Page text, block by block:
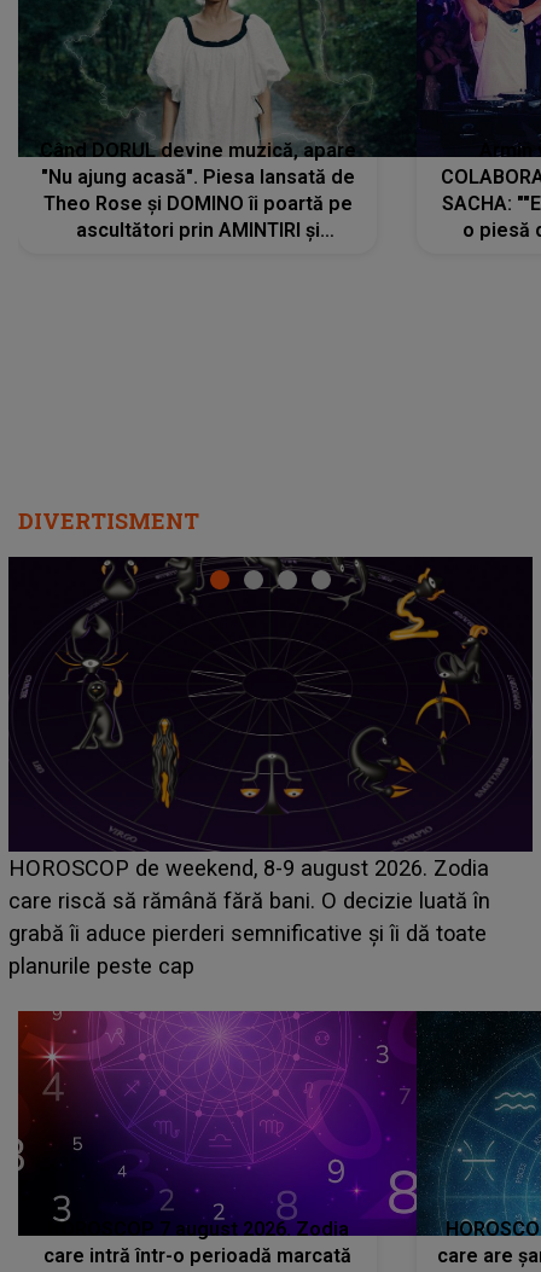
Când DORUL devine muzică, apare
"Nu ajung acasă". Piesa lansată de
Theo Rose și DOMINO îi poartă pe
ascultători prin AMINTIRI și
SACHA:
o piesă
DIVERTISMENT
Emanuel a ținut ACEST DETALIU ASCUNS până
acum! În fața Alexandrei, concurentul din Casa Iubirii
face o MĂRTURISIRE NEAȘTEPTATĂ despre mama
sa: "I-am spus și ei în față, eu nu te iubesc pentru
HOROSCOP 7 august 2026. Zodia
care intră într-o perioadă marcată
care are